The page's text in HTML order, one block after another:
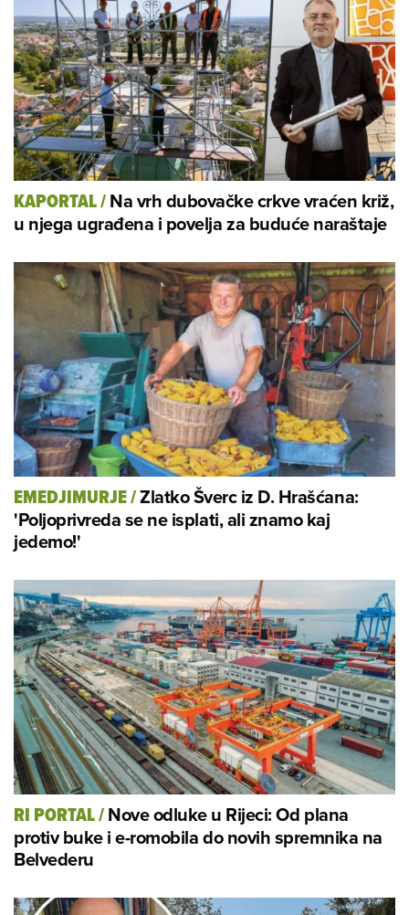
KAPORTAL/Na vrh dubovačke crkve vraćen križ,
u njega ugrađena i povelja za buduće naraštaje
EMEDJIMURJE/Zlatko Šverc iz D. Hrašćana:
'Poljoprivreda se ne isplati, ali znamo kaj
jedemo!'
RI PORTAL/Nove odluke u Rijeci: Od plana
protiv buke i e-romobila do novih spremnika na
Belvederu